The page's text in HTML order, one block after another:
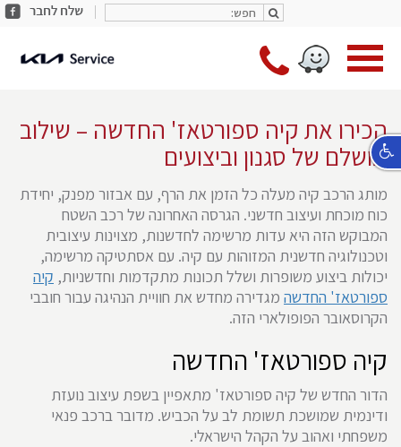
חפש:
חפש:
share
*9787
הכירו את קיה ספורטאז' החדשה – שילוב
מושלם של סגנון וביצועים
מותג הרכב קיה מעלה כל הזמן את הרף, עם אבזור מפנק, יחידת
כוח מוכחת ועיצוב חדשני. הגרסה האחרונה של רכב השטח
המבוקש הזה היא עדות מרשימה לחדשנות, מצוינות עיצובית
וטכנולוגיה חדשנית המזוהות עם קיה. עם אסתטיקה מרשימה,
יכולות ביצוע משופרות ושלל תכונות מתקדמות וחדשניות, קיה
ספורטאז' החדשה מגדירה מחדש את חוויית הנהיגה עבור חובבי
הקרוסאובר הפופולארי הזה.
קיה ספורטאז' החדשה
הדור החדש של קיה ספורטאז' מתאפיין בשפת עיצוב נועזת
ודינמית שמושכת תשומת לב על הכביש. מדובר ברכב פנאי
משפחתי ואהוב על הקהל הישראלי.